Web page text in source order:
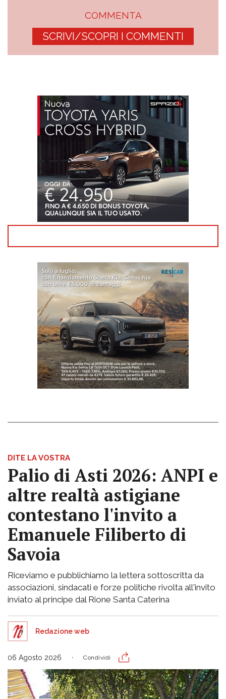
COMMENTA
SCRIVI/SCOPRI I COMMENTI
DITE LA VOSTRA
Palio di Asti 2026: ANPI e
altre realtà astigiane
contestano l'invito a
Emanuele Filiberto di
Savoia
Riceviamo e pubblichiamo la lettera sottoscritta da
associazioni, sindacati e forze politiche rivolta all'invito
inviato al principe dal Rione Santa Caterina
Redazione web
06 Agosto 2026 Condividi